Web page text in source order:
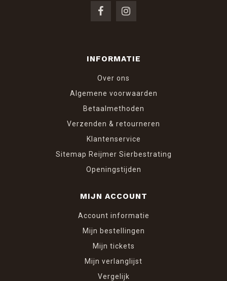
INFORMATIE
Over ons
Algemene voorwaarden
Betaalmethoden
Verzenden & retourneren
Klantenservice
Sitemap Reijmer Sierbestrating
Openingstijden
MIJN ACCOUNT
Account informatie
Mijn bestellingen
Mijn tickets
Mijn verlanglijst
Vergelijk